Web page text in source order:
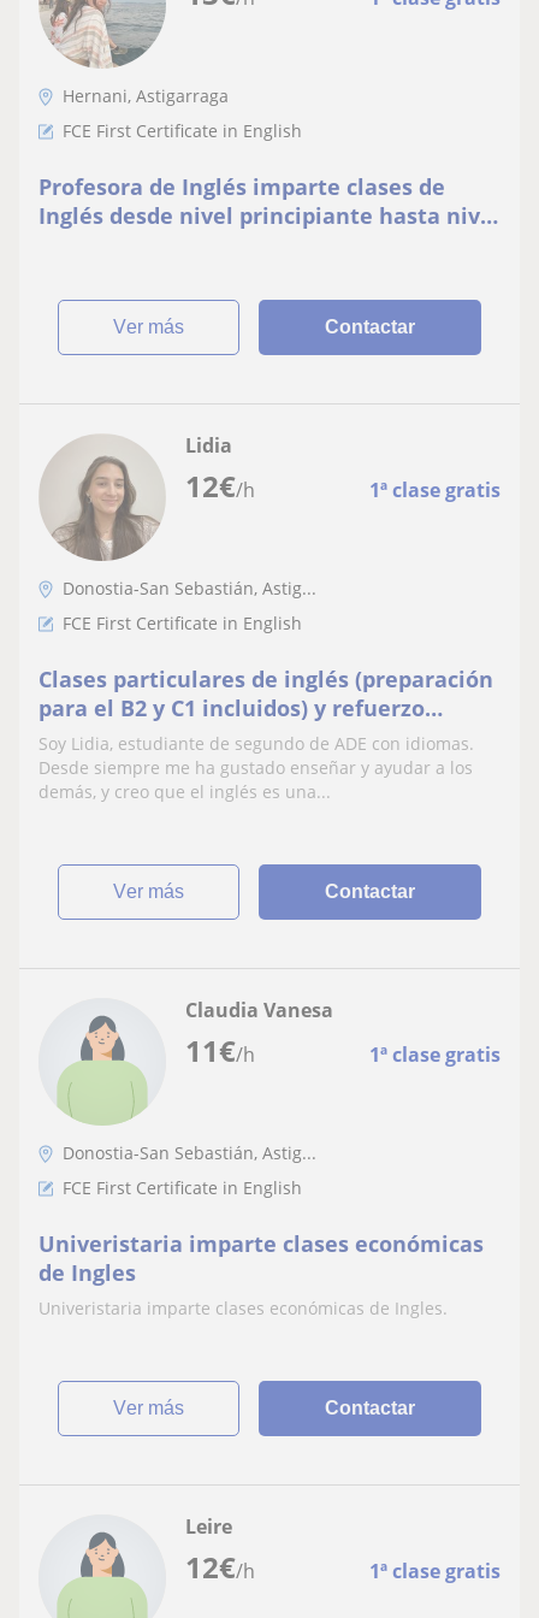
Hernani, Astigarraga
FCE First Certificate in English
Profesora de Inglés imparte clases de
Inglés desde nivel principiante hasta nivel
ver más Contactar
12€/h 1ª clase gratis
Lidia
Donostia-San Sebastián, Astig...
FCE First Certificate in English
Clases particulares de inglés (preparación
para el B2 y C1 incluidos) y refuerzo
escolar
Soy Lidia, estudiante de segundo de ADE con idiomas.
Desde siempre me ha gustado enseñar y ayudar a los
demás, y creo que el inglés es una...
ver más Contactar
11€/h 1ª clase gratis
Claudia Vanesa
Donostia-San Sebastián, Astig...
FCE First Certificate in English
Univeristaria imparte clases económicas
de Ingles
Univeristaria imparte clases económicas de Ingles.
ver más Contactar
12€/h 1ª clase gratis
Leire